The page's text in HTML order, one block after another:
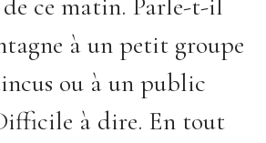
ce matin. Parle-t-il
à un petit groupe
ou à un public
à dire. En tout